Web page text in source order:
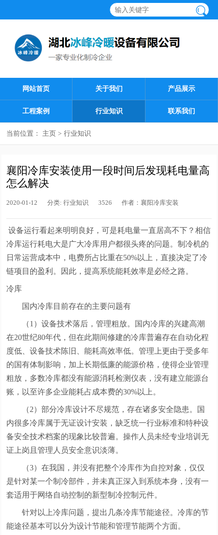
网站首页 关于我们 产品展示
工程案例 行业知识 联系我们
当前位置： 主页 > 行业知识
襄阳冷库安装使用一段时间后发现耗电量高
怎么解决
2020-01-12 分类: 行业知识 3526 作者： 襄阳冷库安装
设备运行看起来明明良好，可是耗电量一直居高不下？相信
冷库运行耗电大是广大冷库用户都很头疼的问题。制冷机的
日常运营成本中，电费所占比重在50%以上，直接决定了冷
链项目的盈利。因此，提高系统能耗效率是必经之路。
冷库
国内冷库目前存在的主要问题有
（1）设备技术落后，管理粗放。国内冷库的兴建高潮
在20世纪80年代，但在此期间修建的冷库普遍存在自动化程
度低、设备技术陈旧、能耗高效率低。管理上更由于受多年
的国有体制影响，加上长期低廉的能源价格，使得企业管理
粗放，多数冷库都没有能源消耗检测仪表，没有建立能源台
账，以至许多企业能耗占成本费的30%以上。
（2）部分冷库设计不尽规范，存在诸多安全隐患。国
内很多冷库属于无证设计安装，缺乏统一行业标准和特种设
备安全技术档案的现象比较普遍。操作人员未经专业培训无
证上岗且管理人员安全意识淡薄。
（3）在我国，并没有把整个冷库作为自控对象，仅仅
是针对某一个制冷部件，并未真正深入到系统本身，没有一
套适用于网络自动控制的新型制冷控制元件。
针对以上冷库问题，提出几条冷库节能途径。冷库的节
能途径基本可以分为设计节能和管理节能两个方面。